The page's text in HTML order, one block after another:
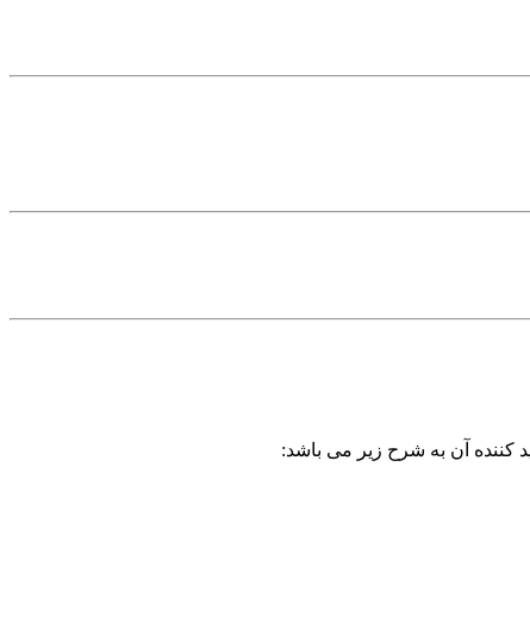
کننده آن به شرح زیر می باشد: